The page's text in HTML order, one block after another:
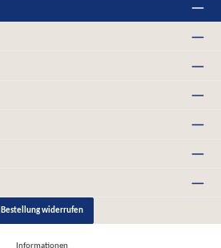
Bestellung widerrufen